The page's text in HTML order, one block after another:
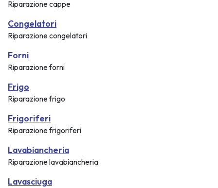
Riparazione cappe
Congelatori
Riparazione congelatori
Forni
Riparazione forni
Frigo
Riparazione frigo
Frigoriferi
Riparazione frigoriferi
Lavabiancheria
Riparazione lavabiancheria
Lavasciuga